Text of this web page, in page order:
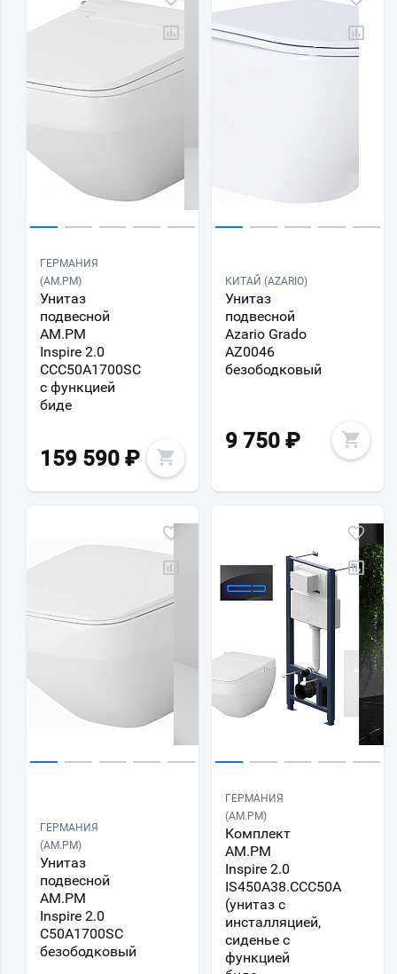
ГЕРМАНИЯ
(AM.PM)
Унитаз
подвесной
AM.PM
Inspire 2.0
CCC50A1700SC
с функцией
биде
159 590 ₽
КИТАЙ (AZARIO)
Унитаз
подвесной
Azario Grado
AZ0046
безободковый
9 750 ₽
ГЕРМАНИЯ
(AM.PM)
Унитаз
подвесной
AM.PM
Inspire 2.0
C50A1700SC
безободковый
ГЕРМАНИЯ
(AM.PM)
Комплект
AM.PM
Inspire 2.0
IS450A38.CCC50A
(унитаз с
инсталляцией,
сиденье с
функцией